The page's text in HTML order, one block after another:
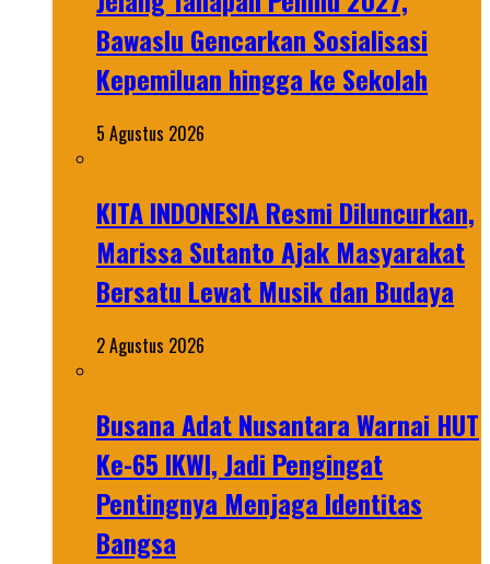
Bawaslu Gencarkan Sosialisasi
Kepemiluan hingga ke Sekolah
5 Agustus 2026
KITA INDONESIA Resmi Diluncurkan,
Marissa Sutanto Ajak Masyarakat
Bersatu Lewat Musik dan Budaya
2 Agustus 2026
Busana Adat Nusantara Warnai HUT
Ke-65 IKWI, Jadi Pengingat
Pentingnya Menjaga Identitas
Bangsa